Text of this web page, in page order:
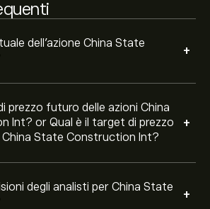
dell'azione China State
+
prezzo futuro delle azioni China
Int? or Qual è il target di prezzo
State Construction Int?
+
degli analisti per China State
+